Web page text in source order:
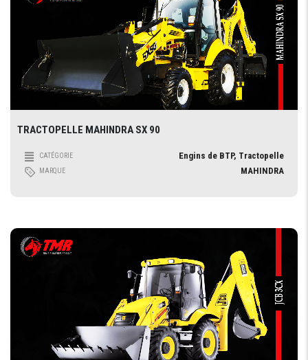
TRACTOPELLE MAHINDRA SX 90
CATÉGORIE Engins de BTP, Tractopelle
MARQUE MAHINDRA